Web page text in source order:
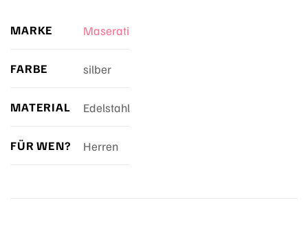
MARKE Maserati
FARBE silber
MATERIAL Edelstahl
FÜR WEN? Herren